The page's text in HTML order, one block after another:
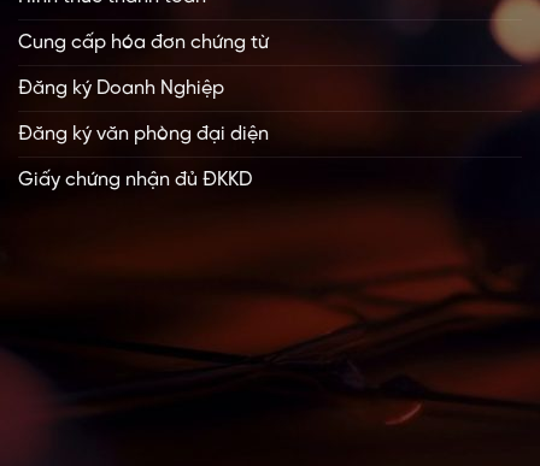
Cung cấp hóa đơn chứng từ
Đăng ký Doanh Nghiệp
Đăng ký văn phòng đại diện
Giấy chứng nhận đủ ĐKKD